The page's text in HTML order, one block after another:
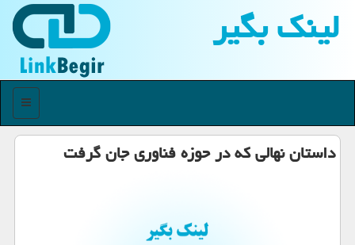
لینك بگیر
منو
داستان نهالی كه در حوزه فناوری جان گرفت